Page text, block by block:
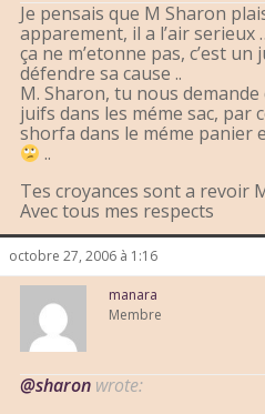
Je pensais que M Sharon
apparement, il a l’air serieux
ça ne m’etonne pas, c’est
défendre sa cause ..
M. Sharon, tu nous
juifs dans les méme sac,
shorfa dans le méme panier
..
Tes croyances sont a revoir
Avec tous mes respects
octobre 27, 2006 à 1:16
manara
Membre
@sharon wrote: